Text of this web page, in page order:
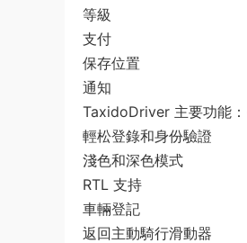
等級
支付
保存位置
通知
TaxidoDriver 主要功能
輕松登錄和身份驗證
淺色和深色模式
RTL 支持
車輛登記
返回主動騎行滑動器